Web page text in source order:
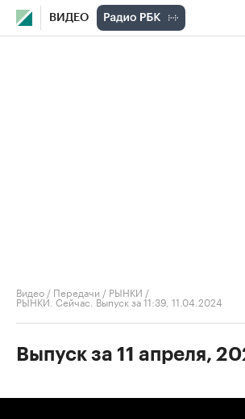
ВИДЕО
Видео / Передачи / РЫНКИ /
РЫНКИ. Сейчас. Выпуск за 11:39, 11.04.2024
Выпуск за 11 апреля,